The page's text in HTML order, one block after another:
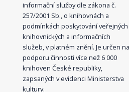
informační služby dle zákona č.
257/2001 Sb., o knihovnách a
podmínkách poskytování veřejných
knihovnických a informačních
služeb, v platném znění. Je určen na
podporu činnosti více než 6 000
knihoven České republiky,
zapsaných v evidenci Ministerstva
kultury.